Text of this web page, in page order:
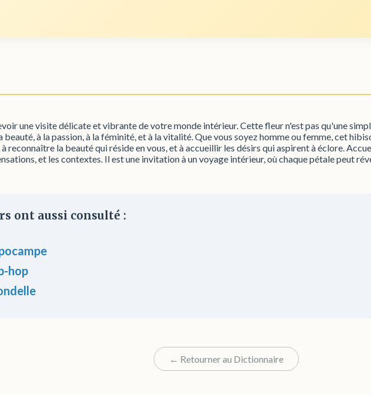
une visite délicate et vibrante de votre monde intérieur. Cette fleur n'est pas qu'une
beauté, à la passion, à la féminité, et à la vitalité. Que vous soyez homme ou femme, cet
reconnaître la beauté qui réside en vous, et à accueillir les désirs qui aspirent à éclore.
et les contextes. Il est une invitation à un voyage intérieur, où chaque pétale peut
ont aussi consulté :
hop
← Retourner au Dictionnaire